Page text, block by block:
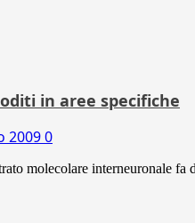
in aree specifiche
20090
molecolare interneuronale